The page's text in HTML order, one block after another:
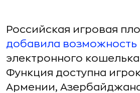
Российская игровая
добавила возможность
электронного
Функция доступна
Армении,